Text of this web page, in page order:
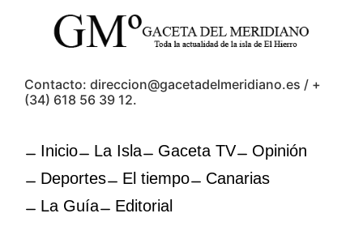
Contacto: direccion@gacetadelmeridiano.es / +
(34) 618 56 39 12.
Inicio La Isla Gaceta TV
Opinión
Deportes
El tiempo
Canarias
La Guía
Editorial